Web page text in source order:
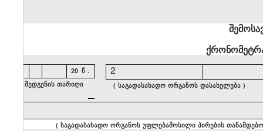
20წ .
შედგენის თარიღი
2
( საგადასახადო ორგანოს დასახელება )
( საგადასახადო ორგანოს უფლებამოსილი პირების